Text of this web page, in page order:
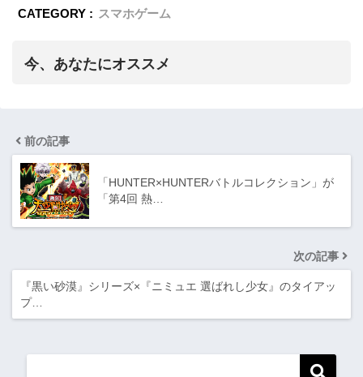
CATEGORY : スマホゲーム
今、あなたにオススメ
前の記事
「HUNTER×HUNTERバトルコレクション」が
「第4回 熱…
次の記事
​『黒い砂漠』シリーズ×『ニミュエ 選ばれし少女』のタイアッ
プ…